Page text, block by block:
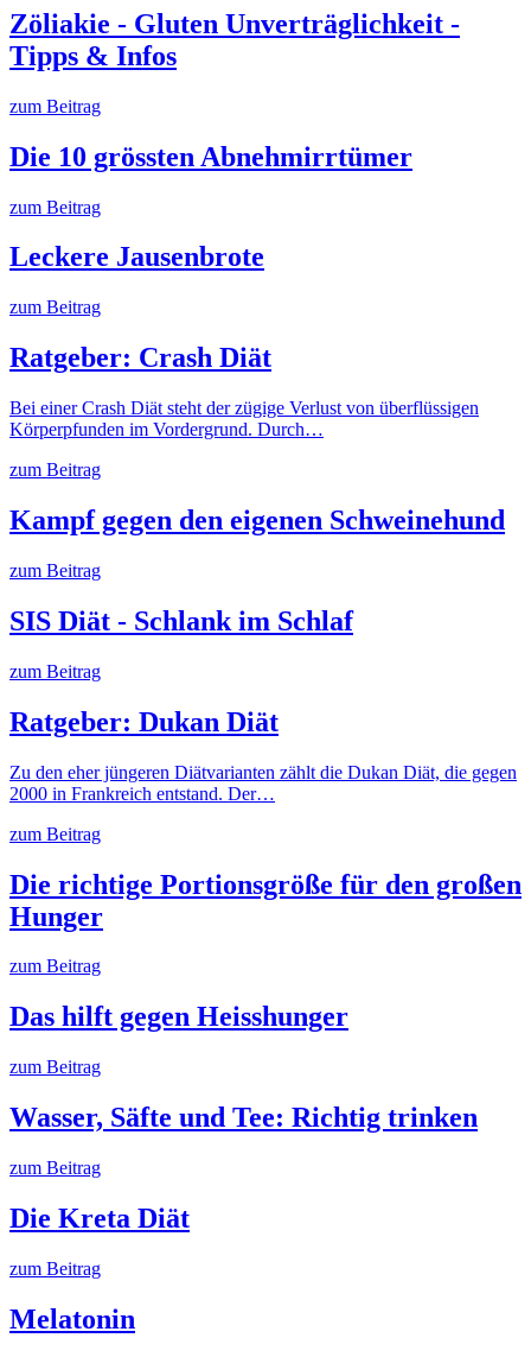
Zöliakie - Gluten Unverträglichkeit -
Tipps & Infos
zum Beitrag
Die 10 grössten Abnehmirrtümer
zum Beitrag
Leckere Jausenbrote
zum Beitrag
Ratgeber: Crash Diät
Bei einer Crash Diät steht der zügige Verlust von überflüssigen
Körperpfunden im Vordergrund. Durch…
zum Beitrag
Kampf gegen den eigenen Schweinehund
zum Beitrag
SIS Diät - Schlank im Schlaf
zum Beitrag
Ratgeber: Dukan Diät
Zu den eher jüngeren Diätvarianten zählt die Dukan Diät, die gegen
2000 in Frankreich entstand. Der…
zum Beitrag
Die richtige Portionsgröße für den großen
Hunger
zum Beitrag
Das hilft gegen Heisshunger
zum Beitrag
Wasser, Säfte und Tee: Richtig trinken
zum Beitrag
Die Kreta Diät
zum Beitrag
Melatonin